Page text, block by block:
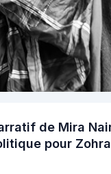
de Mira
pour